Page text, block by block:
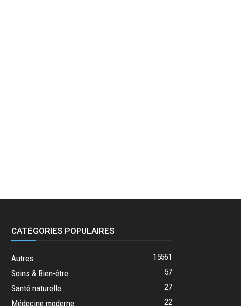
CATÉGORIES POPULAIRES
Autres
15561
Soins & Bien-être
57
Santé naturelle
27
Médecine moderne
22